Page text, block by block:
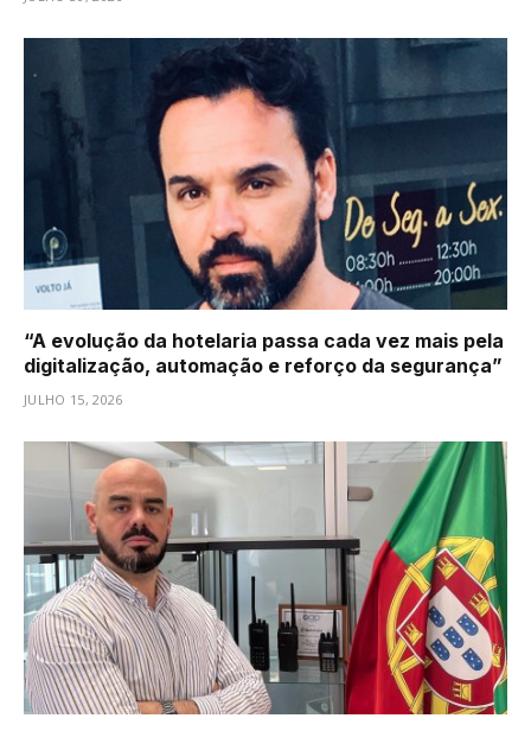
“A evolução da hotelaria passa cada vez mais pela
digitalização, automação e reforço da segurança”
JULHO 15, 2026